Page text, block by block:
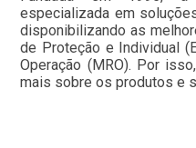
especializada em
disponibilizando as
de Proteção e Individual
Operação (MRO). Por
mais sobre os produtos e